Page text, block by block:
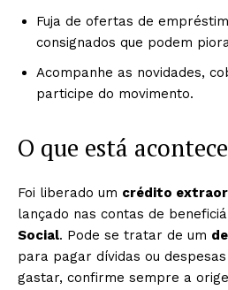
Fuja de ofertas de
consignados que podem
Acompanhe as novidades,
participe do movimento.
O que está
Foi liberado um crédito
lançado nas contas de
Social. Pode se tratar de um
para pagar dívidas ou
gastar, confirme sempre a